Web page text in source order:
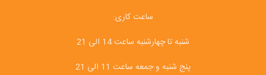
ساعت کاری:
شنبه تا چهارشنبه ساعت 14 الی 21
پنج شنبه و جمعه ساعت 11 الی 21